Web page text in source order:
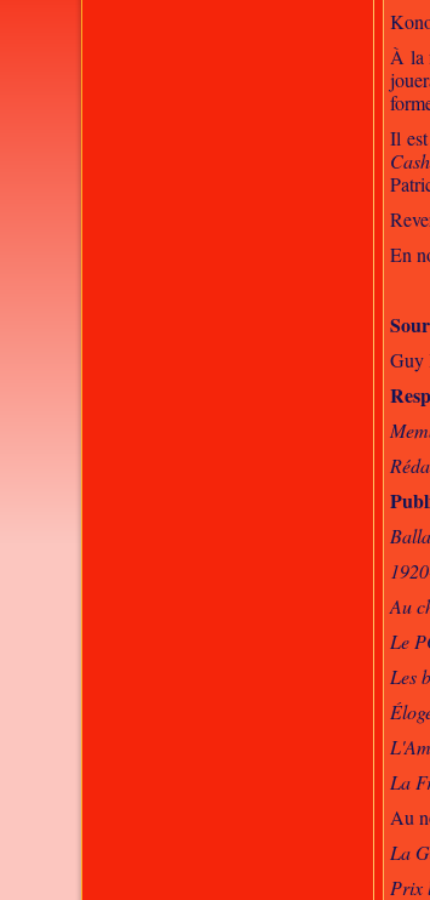
À la
Il
En
Guy
Au
Le
Les
La
Au
La
Prix